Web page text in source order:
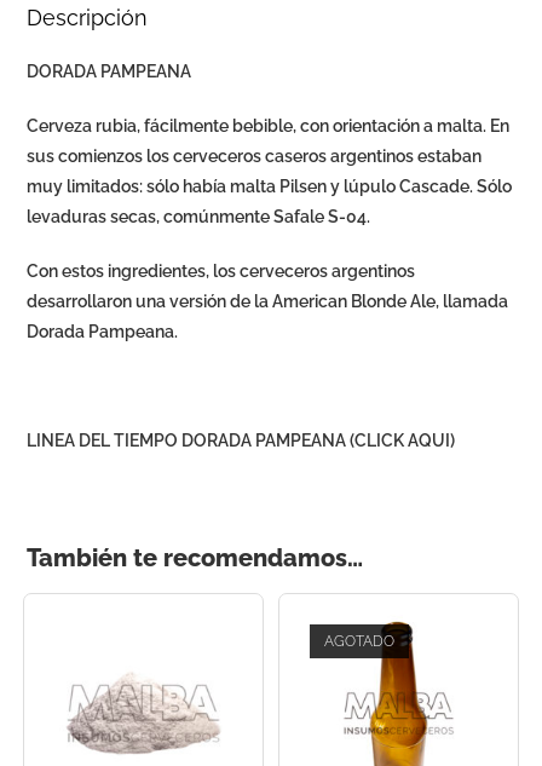
Descripción
DORADA PAMPEANA
Cerveza rubia, fácilmente bebible, con orientación a malta. En
sus comienzos los cerveceros caseros argentinos estaban
muy limitados: sólo había malta Pilsen y lúpulo Cascade. Sólo
levaduras secas, comúnmente Safale S-04.
Con estos ingredientes, los cerveceros argentinos
desarrollaron una versión de la American Blonde Ale, llamada
Dorada Pampeana.
LINEA DEL TIEMPO DORADA PAMPEANA (CLICK AQUI)
También te recomendamos…
AGOTADO